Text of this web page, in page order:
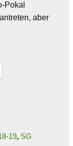
Pokal
aber
19, SG